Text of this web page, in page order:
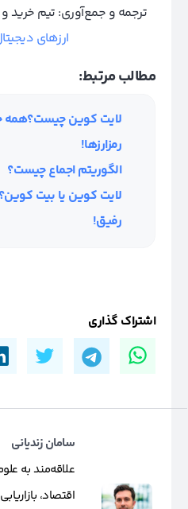
ترجمه و جمع‌آوری: تیم
ارزهای
مطالب مرتبط:
لایت کوین چیست؟همه
رمزارزها!
الگوریتم اجماع چیست؟
رفیق!
اشتراک گذاری
سامان زندیانی
علاقه‌مند به
اقتصاد،